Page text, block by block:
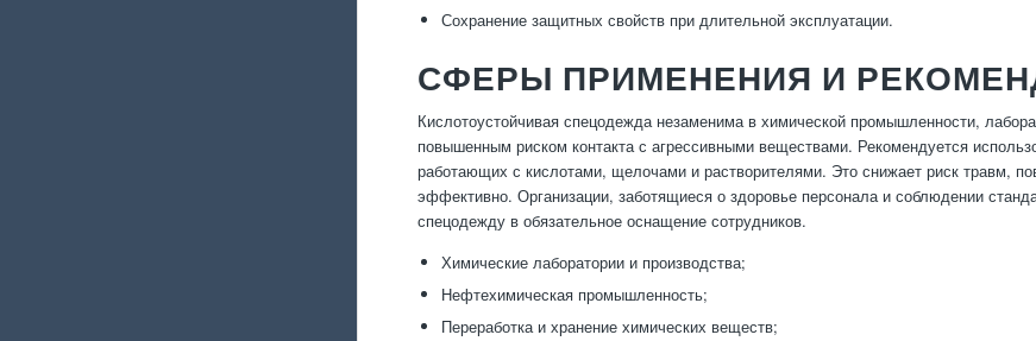
Сохранение защитных свойств при длительной эксплуатации.
СФЕРЫ ПРИМЕНЕНИЯ И
Кислотоустойчивая спецодежда незаменима в химической промышленности,
повышенным риском контакта с агрессивными веществами. Рекомендуется
работающих с кислотами, щелочами и растворителями. Это снижает риск травм,
эффективно. Организации, заботящиеся о здоровье персонала и соблюдении
спецодежду в обязательное оснащение сотрудников.
Химические лаборатории и производства;
Нефтехимическая промышленность;
Переработка и хранение химических веществ;